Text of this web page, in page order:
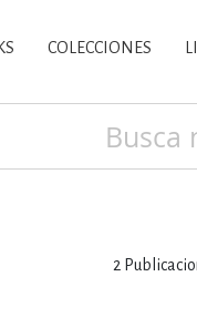
DE LA
COLECCIONES
2